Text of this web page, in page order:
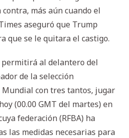
más aún cuando el
aseguró que Trump
que se le quitara el castigo.
permitirá al delantero del
de la selección
con tres tantos, jugar
(00.00 GMT del martes) en
federación (RFBA) ha
las medidas necesarias para